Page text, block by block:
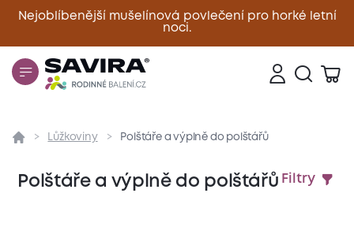
Nejoblíbenější mušelínová povlečení pro horké letní
noci.
Zavřít
Lůžkoviny Polštáře a výplně do polštářů
Polštáře a výplně do polštářů Filtry